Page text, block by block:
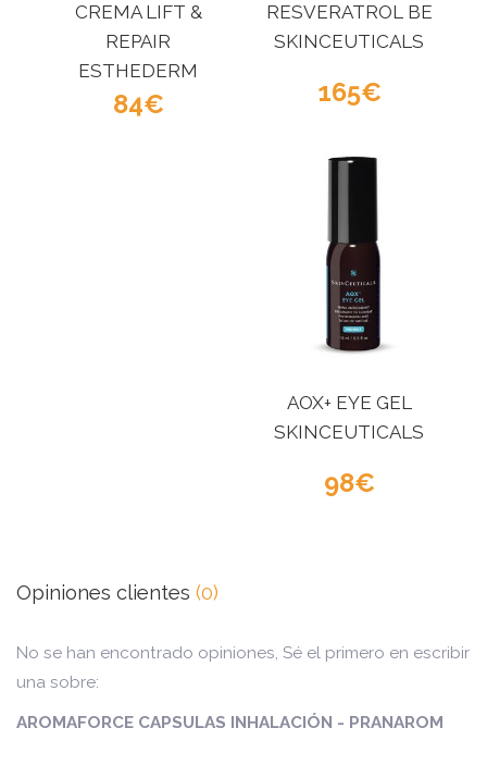
CREMA LIFT &
REPAIR
ESTHEDERM
84
RESVERATROL BE
SKINCEUTICALS
165
AOX+ EYE GEL
SKINCEUTICALS
98
Opiniones clientes (0)
No se han encontrado opiniones, Sé el primero en escribir
una sobre:
AROMAFORCE CAPSULAS INHALACIÓN - PRANAROM